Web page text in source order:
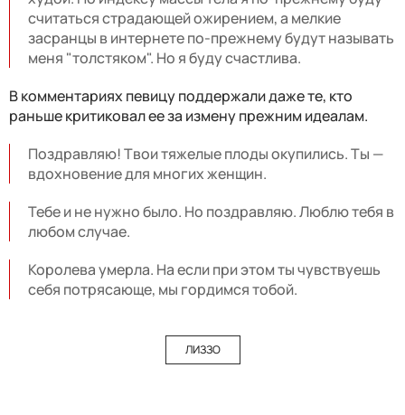
считаться страдающей ожирением, а мелкие
засранцы в интернете по-прежнему будут называть
меня "толстяком". Но я буду счастлива.
В комментариях певицу поддержали даже те, кто
раньше критиковал ее за измену прежним идеалам.
Поздравляю! Твои тяжелые плоды окупились. Ты —
вдохновение для многих женщин.
Тебе и не нужно было. Но поздравляю. Люблю тебя в
любом случае.
Королева умерла. На если при этом ты чувствуешь
себя потрясающе, мы гордимся тобой.
ЛИЗЗО